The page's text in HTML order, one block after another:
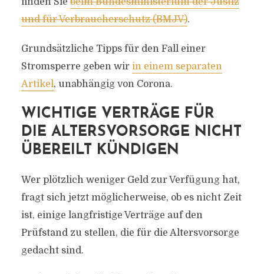
und für Verbraucherschutz (BMJV).
Grundsätzliche Tipps für den Fall einer
Stromsperre geben wir in einem separaten
Artikel, unabhängig von Corona.
WICHTIGE VERTRÄGE FÜR
DIE ALTERSVORSORGE NICHT
ÜBEREILT KÜNDIGEN
Wer plötzlich weniger Geld zur Verfügung hat,
fragt sich jetzt möglicherweise, ob es nicht Zeit
ist, einige langfristige Verträge auf den
Prüfstand zu stellen, die für die Altersvorsorge
gedacht sind.